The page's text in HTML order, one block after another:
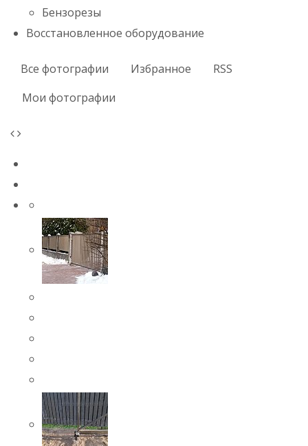
Бензорезы
Восстановленное оборудование
Все фотографии Избранное
RSS
Мои фотографии